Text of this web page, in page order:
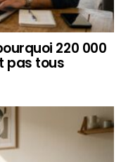
220 000
pas tous